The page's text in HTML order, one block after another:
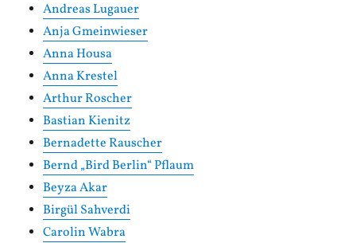
Andreas Lugauer
Anja Gmeinwieser
Anna Housa
Anna Krestel
Arthur Roscher
Bastian Kienitz
Bernadette Rauscher
Bernd „Bird Berlin“ Pflaum
Beyza Akar
Birgül Sahverdi
Carolin Wabra